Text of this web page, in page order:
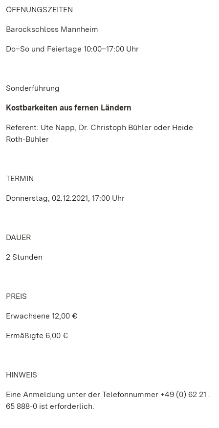
ÖFFNUNGSZEITEN
Barockschloss Mannheim
Do–So und Feiertage 10:00–17:00 Uhr
Sonderführung
Kostbarkeiten aus fernen Ländern
Referent: Ute Napp, Dr. Christoph Bühler oder Heide
Roth-Bühler
TERMIN
Donnerstag, 02.12.2021, 17:00 Uhr
DAUER
2 Stunden
PREIS
Erwachsene 12,00 €
Ermäßigte 6,00 €
HINWEIS
Eine Anmeldung unter der Telefonnummer +49 (0) 62 21 .
65 888-0 ist erforderlich.